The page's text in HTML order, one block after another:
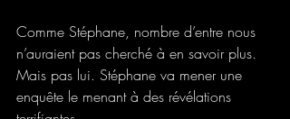
Comme Stéphane, nombre d’entre nous
n’auraient pas cherché à en savoir plus.
Mais pas lui. Stéphane va mener une
enquête le menant à des révélations